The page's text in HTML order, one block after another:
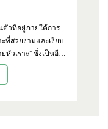
หรือที่บาง
ป็นแหล่งท่องเที่ยว
ชลบุรี ซึ่งได้ชื่อว่า
ม่แพ้แกรนด์แคน
จะไม่ใหญ่โตเท่า